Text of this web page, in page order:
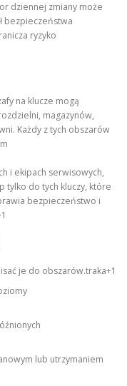
dziennej zmiany może
bezpieczeństwa
ryzyko
na klucze mogą
magazynów,
Każdy z tych obszarów
i ekipach serwisowych,
tylko do tych kluczy, które
bezpieczeństwo i
je do obszarów.traka+1
lub utrzymaniem